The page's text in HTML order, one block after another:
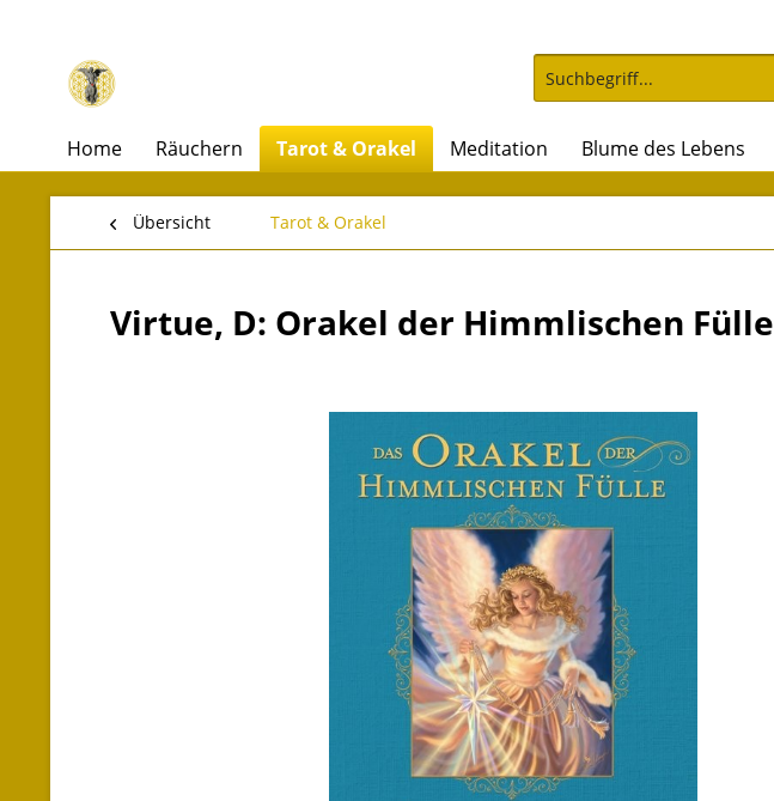
Home Räuchern Tarot & Orakel Meditation Blume des Lebens
Übersicht Tarot & Orakel
Virtue, D: Orakel der Himmlischen Fülle